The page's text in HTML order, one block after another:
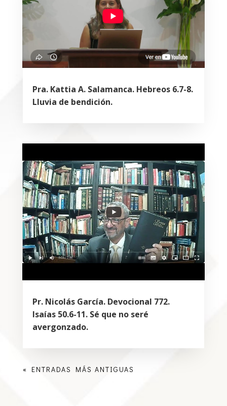
Pra. Kattia A. Salamanca. Hebreos 6.7-8.
Lluvia de bendición.
Pr. Nicolás García. Devocional 772.
Isaías 50.6-11. Sé que no seré
avergonzado.
« ENTRADAS MÁS ANTIGUAS